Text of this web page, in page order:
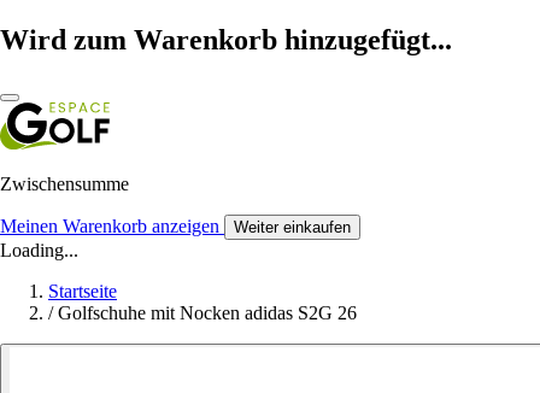
Wird zum Warenkorb hinzugefügt...
Zwischensumme
Meinen Warenkorb anzeigen Weiter einkaufen
Loading...
Startseite
/ Golfschuhe mit Nocken adidas S2G 26